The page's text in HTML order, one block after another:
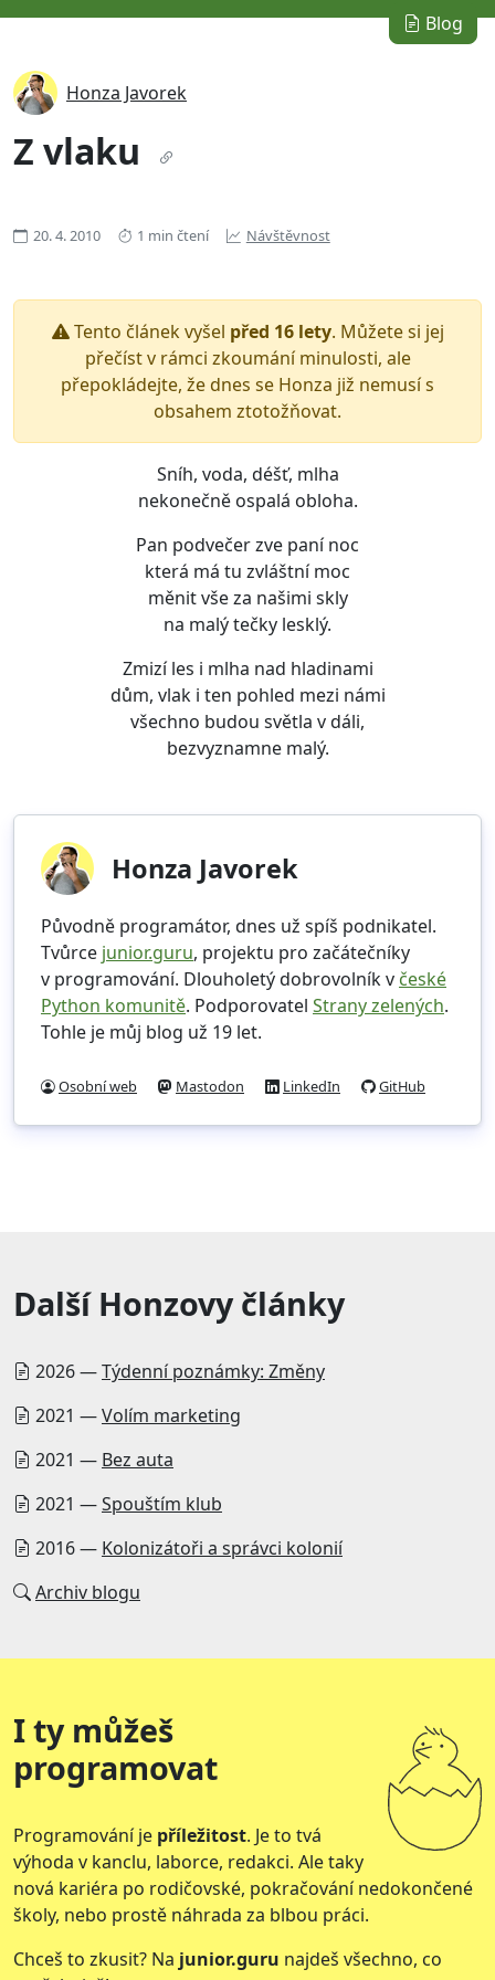
Blog
Honza Javorek
Z vlaku
20. 4. 2010 1 min čtení Návštěvnost
Tento článek vyšel před 16 lety. Můžete si jej
přečíst v rámci zkoumání minulosti, ale
přepokládejte, že dnes se Honza již nemusí s
obsahem ztotožňovat.
Sníh, voda, déšť, mlha
nekonečně ospalá obloha.
Pan podvečer zve paní noc
která má tu zvláštní moc
měnit vše za našimi skly
na malý tečky lesklý.
Zmizí les i mlha nad hladinami
dům, vlak i ten pohled mezi námi
všechno budou světla v dáli,
bezvyznamne malý.
Honza Javorek
Původně programátor, dnes už spíš podnikatel.
Tvůrce junior.guru, projektu pro začátečníky
v programování. Dlouholetý dobrovolník v české
Python komunitě. Podporovatel Strany zelených.
Tohle je můj blog už 19 let.
Osobní web Mastodon LinkedIn GitHub
Další Honzovy články
2026 —Týdenní poznámky: Změny
2021 —Volím marketing
2021 — Bez auta
2021 —Spouštím klub
2016 — Kolonizátoři a správci kolonií
Archiv blogu
I ty můžeš
programovat
Programování je příležitost. Je to tvá
výhoda v kanclu, laborce, redakci. Ale taky
nová kariéra po rodičovské, pokračování nedokončené
školy, nebo prostě náhrada za blbou práci.
Chceš to zkusit? Na junior.guru najdeš všechno, co